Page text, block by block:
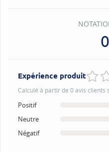
0
Expérience produit
Calculé à partir de 0 avis clients
Positif
Neutre
Négatif